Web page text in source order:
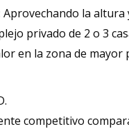
Aprovechando la altura
privado de 2 o 3
en la zona de mayor
competitivo